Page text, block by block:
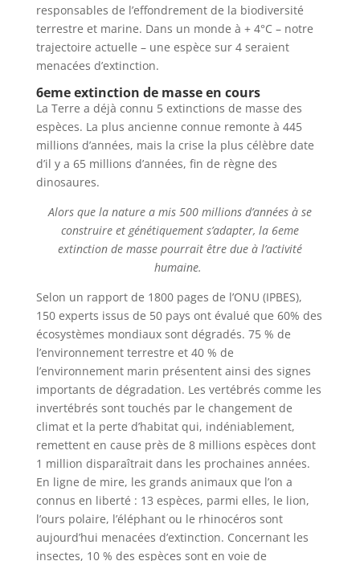
responsables de l’effondrement de la biodiversité
terrestre et marine. Dans un monde à + 4°C – notre
trajectoire actuelle – une espèce sur 4 seraient
menacées d’extinction.
6eme extinction de masse en cours
La Terre a déjà connu 5 extinctions de masse des
espèces. La plus ancienne connue remonte à 445
millions d’années, mais la crise la plus célèbre date
d’il y a 65 millions d’années, fin de règne des
dinosaures.
Alors que la nature a mis 500 millions d’années à se
construire et génétiquement s’adapter, la 6eme
extinction de masse pourrait être due à l’activité
humaine.
Selon un rapport de 1800 pages de l’ONU (IPBES),
150 experts issus de 50 pays ont évalué que 60% des
écosystèmes mondiaux sont dégradés. 75 % de
l’environnement terrestre et 40 % de
l’environnement marin présentent ainsi des signes
importants de dégradation. Les vertébrés comme les
invertébrés sont touchés par le changement de
climat et la perte d’habitat qui, indéniablement,
remettent en cause près de 8 millions espèces dont
1 million disparaîtrait dans les prochaines années.
En ligne de mire, les grands animaux que l’on a
connus en liberté : 13 espèces, parmi elles, le lion,
l’ours polaire, l’éléphant ou le rhinocéros sont
aujourd’hui menacées d’extinction. Concernant les
insectes, 10 % des espèces sont en voie de